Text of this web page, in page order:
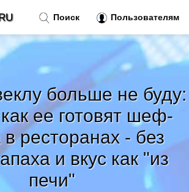
больше не буду:
ее готовят шеф-
ресторанах - без
и вкус как "из
печи"
Поиск Пользователям
»